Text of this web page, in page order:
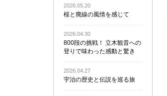
2026.05.20
桜と廃線の風情を感じて
2026.04.30
800段の挑戦！ 立木観音への
登りで味わった感動と驚き
2026.04.27
宇治の歴史と伝説を巡る旅